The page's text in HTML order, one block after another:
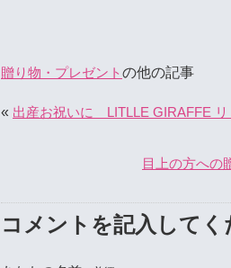
贈り物・プレゼントの他の記事
« 出産お祝いに LITLLE GIRAFFE
目上の方へ
コメントを記入してく